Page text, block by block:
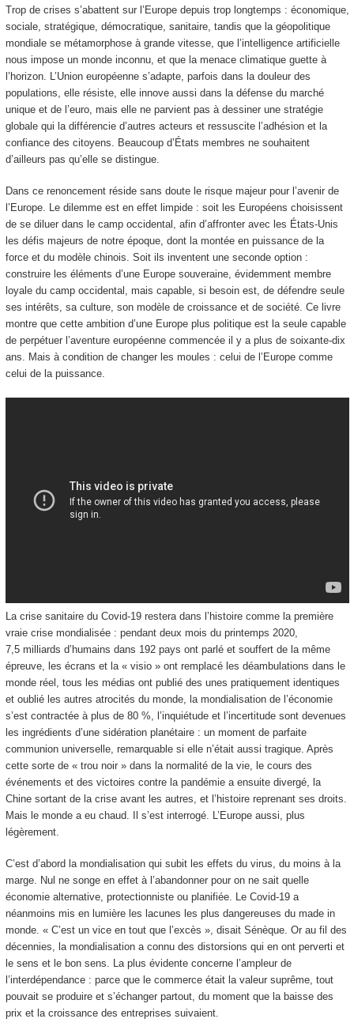
Trop de crises s’abattent sur l’Europe depuis trop longtemps : économique,
sociale, stratégique, démocratique, sanitaire, tandis que la géopolitique
mondiale se métamorphose à grande vitesse, que l’intelligence artificielle
nous impose un monde inconnu, et que la menace climatique guette à
l’horizon. L’Union européenne s’adapte, parfois dans la douleur des
populations, elle résiste, elle innove aussi dans la défense du marché
unique et de l’euro, mais elle ne parvient pas à dessiner une stratégie
globale qui la différencie d’autres acteurs et ressuscite l’adhésion et la
confiance des citoyens. Beaucoup d’États membres ne souhaitent
d’ailleurs pas qu’elle se distingue.
Dans ce renoncement réside sans doute le risque majeur pour l’avenir de
l’Europe. Le dilemme est en effet limpide : soit les Européens choisissent
de se diluer dans le camp occidental, afin d’affronter avec les États-Unis
les défis majeurs de notre époque, dont la montée en puissance de la
force et du modèle chinois. Soit ils inventent une seconde option :
construire les éléments d’une Europe souveraine, évidemment membre
loyale du camp occidental, mais capable, si besoin est, de défendre seule
ses intérêts, sa culture, son modèle de croissance et de société. Ce livre
montre que cette ambition d’une Europe plus politique est la seule capable
de perpétuer l’aventure européenne commencée il y a plus de soixante-dix
ans. Mais à condition de changer les moules : celui de l’Europe comme
celui de la puissance.
La crise sanitaire du Covid-19 restera dans l’histoire comme la première
vraie crise mondialisée : pendant deux mois du printemps 2020,
7,5 milliards d’humains dans 192 pays ont parlé et souffert de la même
épreuve, les écrans et la « visio » ont remplacé les déambulations dans le
monde réel, tous les médias ont publié des unes pratiquement identiques
et oublié les autres atrocités du monde, la mondialisation de l’économie
s’est contractée à plus de 80 %, l’inquiétude et l’incertitude sont devenues
les ingrédients d’une sidération planétaire : un moment de parfaite
communion universelle, remarquable si elle n’était aussi tragique. Après
cette sorte de « trou noir » dans la normalité de la vie, le cours des
événements et des victoires contre la pandémie a ensuite divergé, la
Chine sortant de la crise avant les autres, et l’histoire reprenant ses droits.
Mais le monde a eu chaud. Il s’est interrogé. L’Europe aussi, plus
légèrement.
C’est d’abord la mondialisation qui subit les effets du virus, du moins à la
marge. Nul ne songe en effet à l’abandonner pour on ne sait quelle
économie alternative, protectionniste ou planifiée. Le Covid-19 a
néanmoins mis en lumière les lacunes les plus dangereuses du made in
monde. « C’est un vice en tout que l’excès », disait Sénèque. Or au fil des
décennies, la mondialisation a connu des distorsions qui en ont perverti et
le sens et le bon sens. La plus évidente concerne l’ampleur de
l’interdépendance : parce que le commerce était la valeur suprême, tout
pouvait se produire et s’échanger partout, du moment que la baisse des
prix et la croissance des entreprises suivaient.